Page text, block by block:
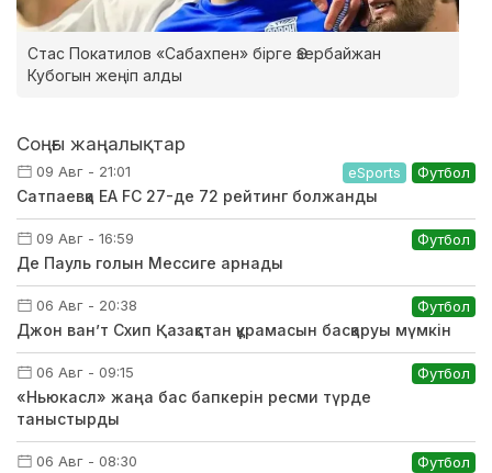
Стас Покатилов «Сабахпен» бірге Әзербайжан
Кубогын жеңіп алды
Соңғы жаңалықтар
09 Авг - 21:01 eSports Футбол
Сатпаевқа EA FC 27-де 72 рейтинг болжанды
09 Авг - 16:59 Футбол
Де Пауль голын Мессиге арнады
06 Авг - 20:38 Футбол
Джон ван’т Схип Қазақстан құрамасын басқаруы мүмкін
06 Авг - 09:15 Футбол
«Ньюкасл» жаңа бас бапкерін ресми түрде
таныстырды
06 Авг - 08:30 Футбол